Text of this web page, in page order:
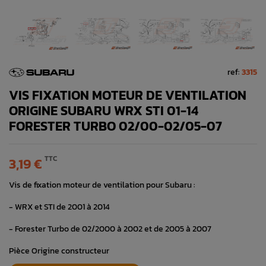
ref:3315
VIS FIXATION MOTEUR DE VENTILATION
ORIGINE SUBARU WRX STI 01-14
FORESTER TURBO 02/00-02/05-07
3,19 € TTC
Vis de fixation moteur de ventilation pour Subaru :
- WRX et STI de 2001 à 2014
- Forester Turbo de 02/2000 à 2002 et de 2005 à 2007
Pièce Origine constructeur